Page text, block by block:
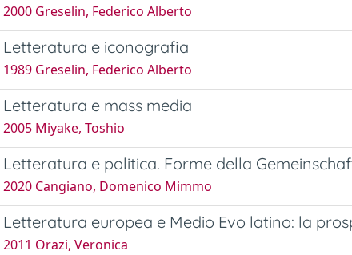
2000 Greselin, Federico Alberto
Letteratura e iconografia
1989 Greselin, Federico Alberto
Letteratura e mass media
2005 Miyake, Toshio
Letteratura e politica. Forme della
2020 Cangiano, Domenico Mimmo
Letteratura europea e Medio Evo latino: la
2011 Orazi, Veronica